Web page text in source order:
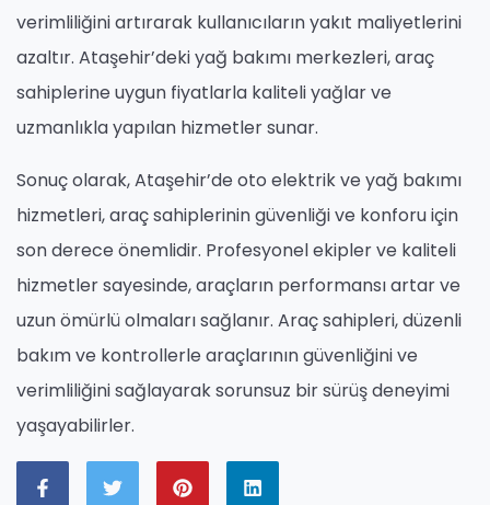
verimliliğini artırarak kullanıcıların yakıt maliyetlerini
azaltır. Ataşehir’deki yağ bakımı merkezleri, araç
sahiplerine uygun fiyatlarla kaliteli yağlar ve
uzmanlıkla yapılan hizmetler sunar.
Sonuç olarak, Ataşehir’de oto elektrik ve yağ bakımı
hizmetleri, araç sahiplerinin güvenliği ve konforu için
son derece önemlidir. Profesyonel ekipler ve kaliteli
hizmetler sayesinde, araçların performansı artar ve
uzun ömürlü olmaları sağlanır. Araç sahipleri, düzenli
bakım ve kontrollerle araçlarının güvenliğini ve
verimliliğini sağlayarak sorunsuz bir sürüş deneyimi
yaşayabilirler.